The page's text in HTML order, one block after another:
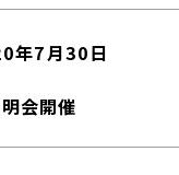
年7月30日
会開催